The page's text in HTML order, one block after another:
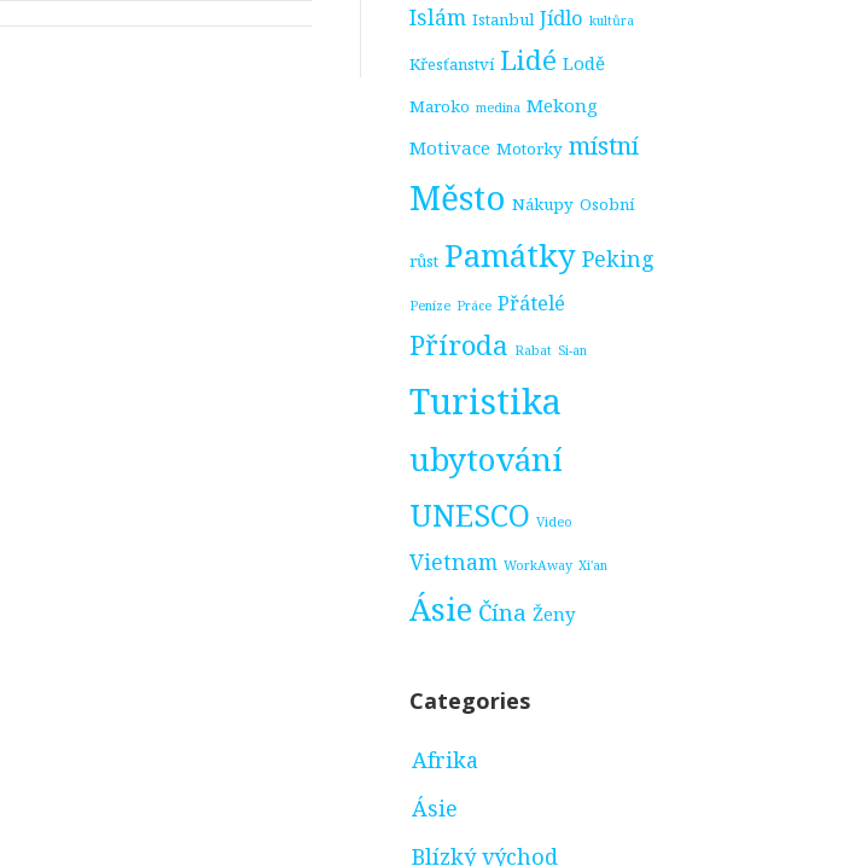
Islám Istanbul Jídlo kultůra
Křesťanství Lidé Lodě
Maroko medina Mekong
Motivace Motorky místní
Město Nákupy Osobní
růst Památky Peking
Peníze Práce Přátelé
Příroda Rabat Si-an
Turistika
ubytování
UNESCO Video
Vietnam WorkAway Xi'an
Ásie Čína Ženy
Categories
Afrika
Ásie
Blízký východ